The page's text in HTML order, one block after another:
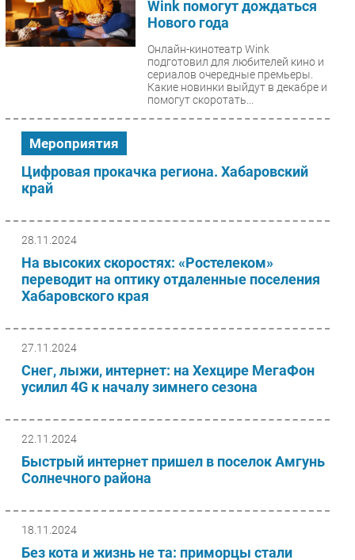
Wink помогут дождаться
Нового года
Онлайн-кинотеатр Wink
подготовил для любителей кино и
сериалов очередные премьеры.
Какие новинки выйдут в декабре и
помогут скоротать...
Мероприятия
Цифровая прокачка региона. Хабаровский
край
28.11.2024
На высоких скоростях: «Ростелеком»
переводит на оптику отдаленные поселения
Хабаровского края
27.11.2024
Снег, лыжи, интернет: на Хехцире МегаФон
усилил 4G к началу зимнего сезона
22.11.2024
Быстрый интернет пришел в поселок Амгунь
Солнечного района
18.11.2024
Без кота и жизнь не та: приморцы стали